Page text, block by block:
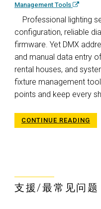
Management Tools
Professional lighting
configuration, reliable
firmware. Yet DMX
and manual data entry
rental houses, and
fixture management
points and keep every
CONTINUE READING
支援/最常见问题